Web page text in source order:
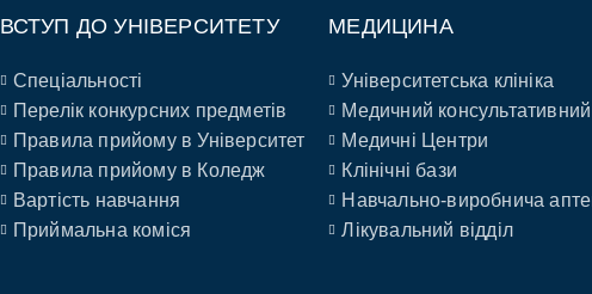
ВСТУП ДО УНІВЕРСИТЕТУ
Спеціальності
Перелік конкурсних предметів
Правила прийому в Університет
Правила прийому в Коледж
Вартість навчання
Приймальна коміся
МЕДИЦИНА
Університетська клініка
Медичний
Медичні Центри
Клінічні бази
Навчально-виробнича
Лікувальний відділ